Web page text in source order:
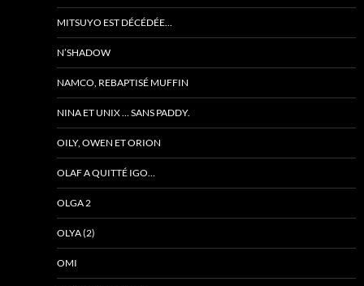
MITSUYO EST DÉCÉDÉE…
N’SHADOW
NAMCO, REBAPTISÉ MUFFIN
NINA ET UNIX … SANS PADDY.
OILY, OWEN ET ORION
OLAF A QUITTÉ IGO…
OLGA 2
OLYA (2)
OMI